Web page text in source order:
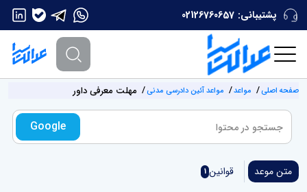
پشتیبانی: 02126760657
صفحه اصلی مواعد مواعد آئین دادرسی مدنی مهلت معرفی داور
Google
متن موعد قوانین 1